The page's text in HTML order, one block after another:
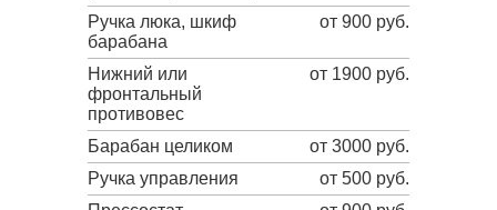
Ручка люка, шкиф
барабана
от 900 руб.
Нижний или
фронтальный
противовес
от 1900 руб.
Барабан целиком
от 3000 руб.
Ручка управления
от 500 руб.